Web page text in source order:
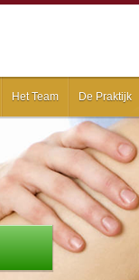
Het Team De Praktijk